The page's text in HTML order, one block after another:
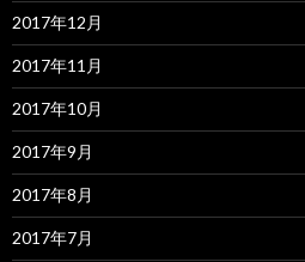
2017年12月
2017年11月
2017年10月
2017年9月
2017年8月
2017年7月